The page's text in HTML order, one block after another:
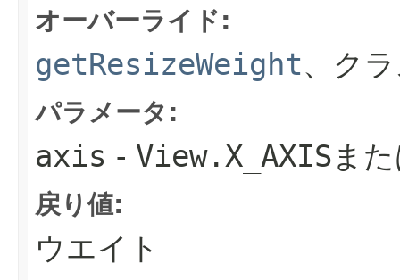
オーバーライド:
getResizeWeight、ク
パラメータ:
axis - View.X_AXISま
戻り値:
ウエイト